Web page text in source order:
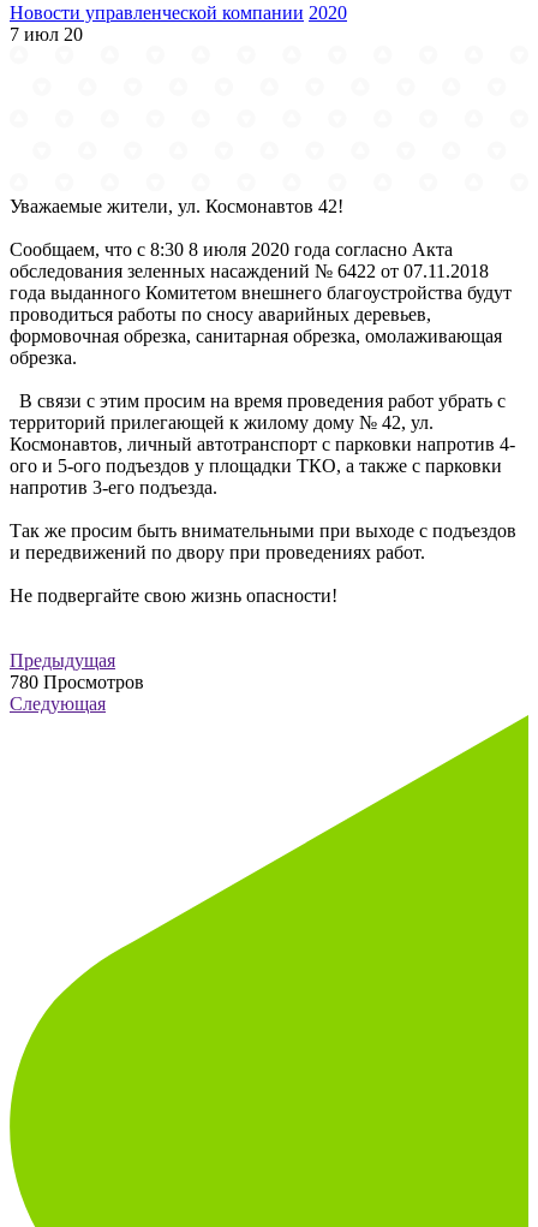
Новости управленческой компании 2020
7 июл 20
Уважаемые жители, ул. Космонавтов 42!
Сообщаем, что с 8:30 8 июля 2020 года согласно Акта
обследования зеленных насаждений № 6422 от 07.11.2018
года выданного Комитетом внешнего благоустройства будут
проводиться работы по сносу аварийных деревьев,
формовочная обрезка, санитарная обрезка, омолаживающая
обрезка.
В связи с этим просим на время проведения работ убрать с
территорий прилегающей к жилому дому № 42, ул.
Космонавтов, личный автотранспорт с парковки напротив 4-
ого и 5-ого подъездов у площадки ТКО, а также с парковки
напротив 3-его подъезда.
Так же просим быть внимательными при выходе с подъездов
и передвижений по двору при проведениях работ.
Не подвергайте свою жизнь опасности!
Предыдущая
780 Просмотров
Следующая